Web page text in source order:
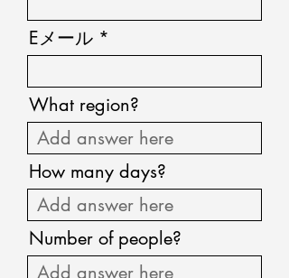
Eメール
What region?
How many days?
Number of people?